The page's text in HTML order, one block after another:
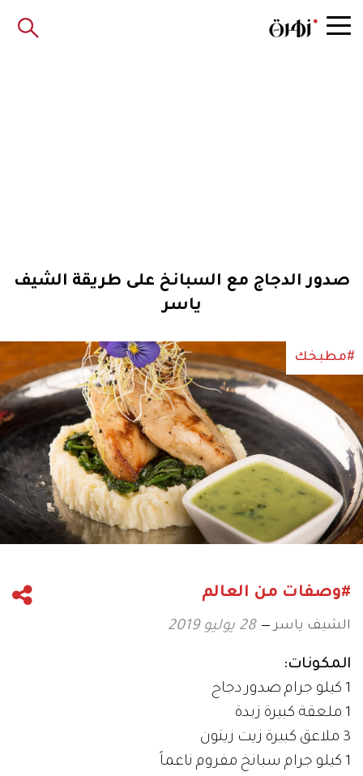
صدور الدجاج مع السبانخ على طريقة الشيف
ياسر
#مطبخك
#وصفات من العالم
الشيف ياسر 28 يوليو 2019
المكونات:
1 كيلو جرام صدور دجاج
1 ملعقة كبيرة زبدة
3 ملاعق كبيرة زيت زيتون
1 كيلو جرام سبانخ مفروم ناعماً